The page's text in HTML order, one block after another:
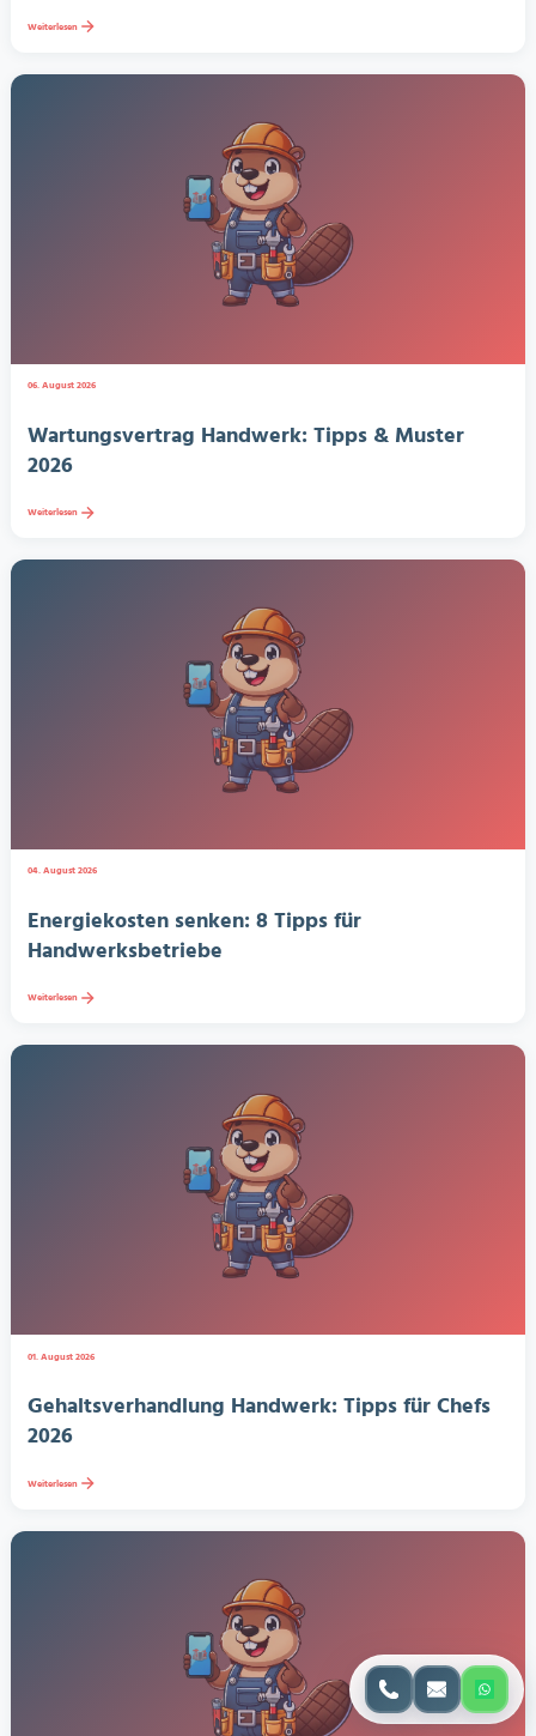
Weiterlesen
06. August 2026
Wartungsvertrag Handwerk: Tipps & Muster
2026
Weiterlesen
04. August 2026
Energiekosten senken: 8 Tipps für
Handwerksbetriebe
Weiterlesen
01. August 2026
Gehaltsverhandlung Handwerk: Tipps für Chefs
2026
Weiterlesen